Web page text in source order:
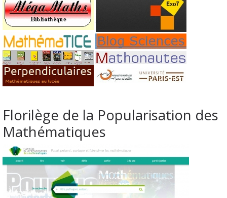
Florilège de la Popularisation des
Mathématiques